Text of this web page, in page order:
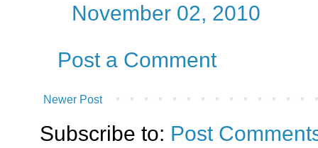
November 02, 2010
Post a Comment
Newer Post
Subscribe to: Post